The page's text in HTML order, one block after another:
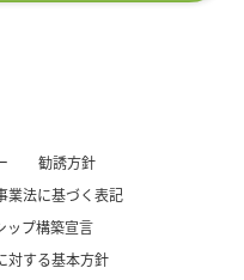
勧誘方針
業法に基づく表記
ップ構築宣言
対する基本方針